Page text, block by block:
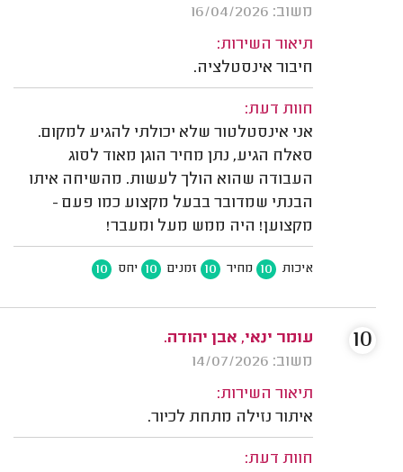
משוב: 16/04/2026
תיאור השירות:
חיבור אינסטלציה.
חוות דעת:
אני אינסטלטור שלא יכולתי להגיע למקום.
סאלח הגיע, נתן מחיר הוגן מאוד לסוג
העבודה שהוא הולך לעשות. מהשיחה איתו
הבנתי שמדובר בבעל מקצוע כמו פעם -
מקצוען! היה ממש מעל ומעבר!
איכות 10 מחיר 10 זמנים 10 יחס 10
עומר ינאי, אבן יהודה.
משוב: 14/07/2026
תיאור השירות:
איתור נזילה מתחת לכיור.
חוות דעת:
10